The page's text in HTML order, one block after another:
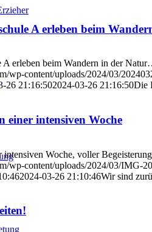
A erleben beim
A erleben beim Wandern in der
wp-content/uploads/2024/03/
26 21:16:502024-03-26 21:16:50Die
einer intensiven Woche
intensiven Woche, voller
wp-content/uploads/2024/03/IMG-
2024-03-26 21:10:46Wir sind